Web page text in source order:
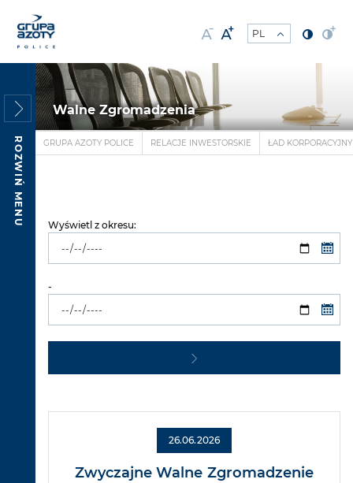
ROZWIŃ MENU
Walne Zgromadzenia
GRUPA AZOTY POLICE RELACJE INWESTORSKIE ŁAD KORPORACYJNY
Wyświetl z okresu:
-
26.06.2026
Zwyczajne Walne Zgromadzenie